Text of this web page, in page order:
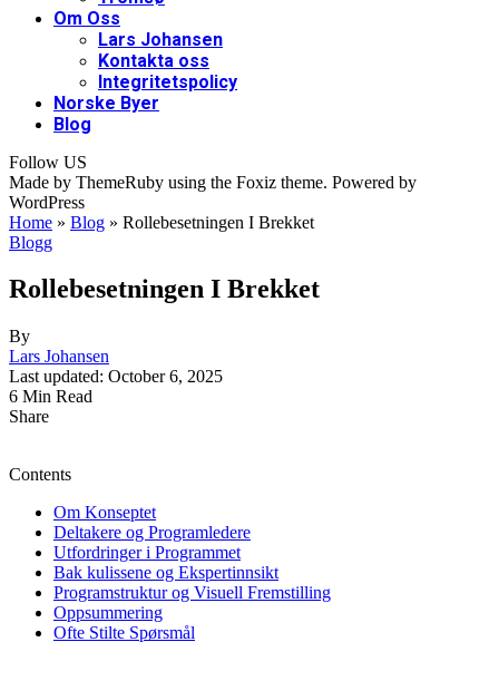
Om Oss
Lars Johansen
Kontakta oss
Integritetspolicy
Norske Byer
Blog
Follow US
Made by ThemeRuby using the Foxiz theme. Powered by
WordPress
Home » Blog » Rollebesetningen I Brekket
Blogg
Rollebesetningen I Brekket
By
Lars Johansen
Last updated: October 6, 2025
6 Min Read
Share
Contents
Om Konseptet
Deltakere og Programledere
Utfordringer i Programmet
Bak kulissene og Ekspertinnsikt
Programstruktur og Visuell Fremstilling
Oppsummering
Ofte Stilte Spørsmål